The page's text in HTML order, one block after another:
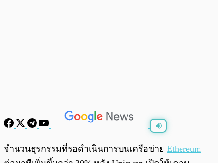
จำนวนธุรกรรมที่รอดำเนินการบนเครือข่าย Ethereum